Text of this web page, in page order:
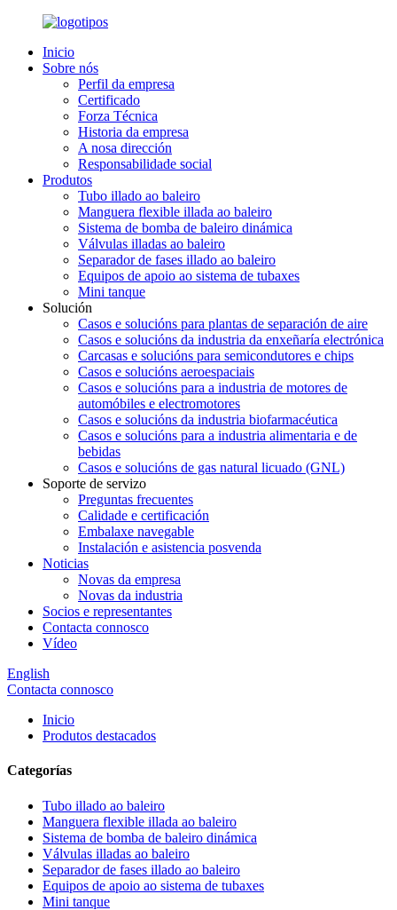
Inicio
Sobre nós
Perfil da empresa
Certificado
Forza Técnica
Historia da empresa
A nosa dirección
Responsabilidade social
Produtos
Tubo illado ao baleiro
Manguera flexible illada ao baleiro
Sistema de bomba de baleiro dinámica
Válvulas illadas ao baleiro
Separador de fases illado ao baleiro
Equipos de apoio ao sistema de tubaxes
Mini tanque
Solución
Casos e solucións para plantas de separación de aire
Casos e solucións da industria da enxeñaría electrónica
Carcasas e solucións para semicondutores e chips
Casos e solucións aeroespaciais
Casos e solucións para a industria de motores de
automóbiles e electromotores
Casos e solucións da industria biofarmacéutica
Casos e solucións para a industria alimentaria e de
bebidas
Casos e solucións de gas natural licuado (GNL)
Soporte de servizo
Preguntas frecuentes
Calidade e certificación
Embalaxe navegable
Instalación e asistencia posvenda
Noticias
Novas da empresa
Novas da industria
Socios e representantes
Contacta connosco
Vídeo
English
Contacta connosco
Inicio
Produtos destacados
Categorías
Tubo illado ao baleiro
Manguera flexible illada ao baleiro
Sistema de bomba de baleiro dinámica
Válvulas illadas ao baleiro
Separador de fases illado ao baleiro
Equipos de apoio ao sistema de tubaxes
Mini tanque